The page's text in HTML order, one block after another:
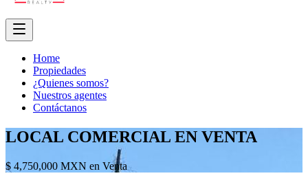
Home
Propiedades
¿Quienes somos?
Nuestros agentes
Contáctanos
LOCAL COMERCIAL EN VENTA
$ 4,750,000 MXN en Venta